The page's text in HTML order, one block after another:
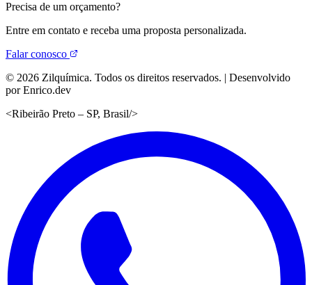
Precisa de um orçamento?
Entre em contato e receba uma proposta personalizada.
Falar conosco
© 2026 Zilquímica. Todos os direitos reservados. | Desenvolvido
por Enrico.dev
<Ribeirão Preto – SP, Brasil/>